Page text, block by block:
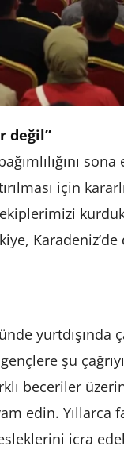
değil”
için
yurtdışında
şu
beceriler
edin. Yıllarca
icra